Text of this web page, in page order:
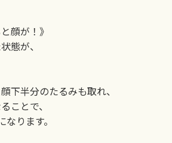
顔が！》
態が、
下半分のたるみも取れ、
ことで、
ります。